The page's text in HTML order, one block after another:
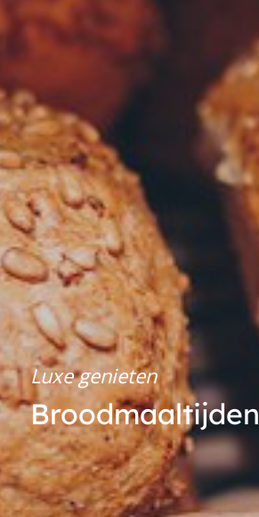
Luxe genieten
Broodmaaltijden